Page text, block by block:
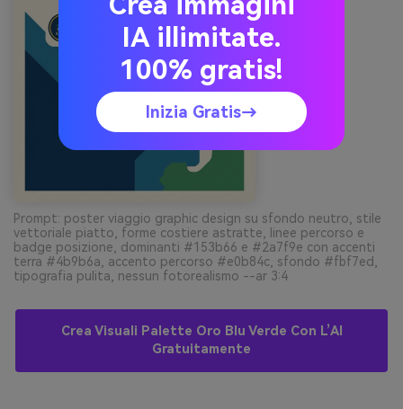
Prompt: poster viaggio graphic design su sfondo neutro, stile
vettoriale piatto, forme costiere astratte, linee percorso e
badge posizione, dominanti #153b66 e #2a7f9e con accenti
terra #4b9b6a, accento percorso #e0b84c, sfondo #fbf7ed,
tipografia pulita, nessun fotorealismo --ar 3:4
Crea Visuali Palette Oro Blu Verde Con L’AI
Gratuitamente
IA illimitate.
100% gratis!
Inizia Gratis→